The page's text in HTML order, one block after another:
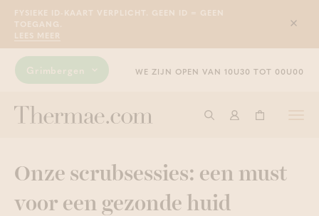
FYSIEKE ID-KAART VERPLICHT. GEEN ID = GEEN
TOEGANG.
LEES MEER
Sluit
Grimbergen WE ZIJN OPEN VAN 10U30 TOT 00U00
Start met zoeken
Aanmelden
Onze scrubsessies: een must
voor een gezonde huid